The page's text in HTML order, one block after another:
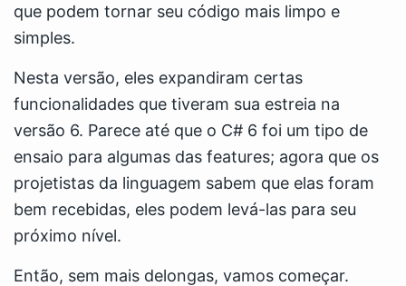
que podem tornar seu código mais limpo e
simples.
Nesta versão, eles expandiram certas
funcionalidades que tiveram sua estreia na
versão 6. Parece até que o C# 6 foi um tipo de
ensaio para algumas das features; agora que os
projetistas da linguagem sabem que elas foram
bem recebidas, eles podem levá-las para seu
próximo nível.
Então, sem mais delongas, vamos começar.